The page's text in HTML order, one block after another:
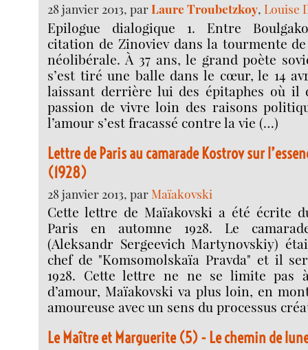
28 janvier 2013, parLaure Troubetzkoy,Louise
Epilogue dialogique 1. Entre
citation de Zinoviev dans la tourmente
néolibérale. À 37 ans, le grand poète
s’est tiré une balle dans le cœur, le 14
laissant derrière lui des épitaphes où il
passion de vivre loin des raisons
l’amour s’est fracassé contre la vie (…)
Lettre de Paris au camarade Kostrov sur
(1928)
28 janvier 2013, parMaïakovski
Cette lettre de Maïakovski a été écrite
Paris en automne 1928. Le
(Aleksandr Sergeevich Martynovskiy)
chef de "Komsomolskaïa Pravda" et il
1928. Cette lettre ne ne se limite pas
d’amour, Maïakovski va plus loin, en
amoureuse avec un sens du processus
Le Maître et Marguerite (5) - Le chemin de